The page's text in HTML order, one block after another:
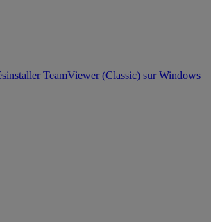
TeamViewer (Classic) sur Windows